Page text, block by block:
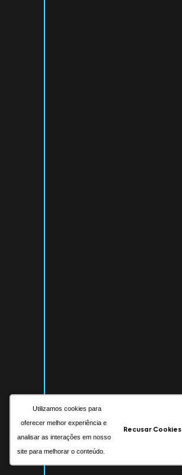
Utilizamos cookies para
oferecer melhor experiência e
analisar as interações em nosso
site para melhorar o conteúdo.
Recusar Cookies